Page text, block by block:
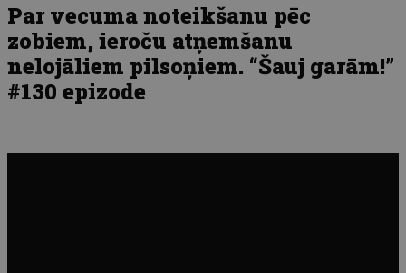
Par vecuma noteikšanu pēc
zobiem, ieroču atņemšanu
nelojāliem pilsoņiem. “Šauj garām!”
#130 epizode